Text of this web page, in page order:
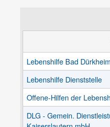
Lebenshilfe Bad
Lebenshilfe Dienststelle
Offene-Hilfen der
DLG - Gemein.